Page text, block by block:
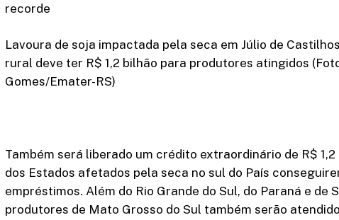
recorde
Lavoura de soja impactada pela seca em Júlio de
rural deve ter R$ 1,2 bilhão para produtores atingidos
Gomes/Emater-RS)
Também será liberado um crédito extraordinário de R$
dos Estados afetados pela seca no sul do País
empréstimos. Além do Rio Grande do Sul, do Paraná e de
produtores de Mato Grosso do Sul também serão